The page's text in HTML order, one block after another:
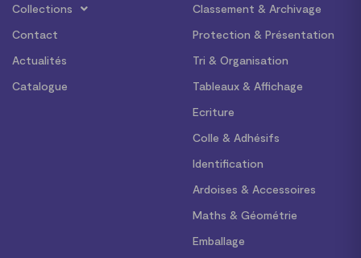
Collections
Contact
Actualités
Catalogue
Classement & Archivage
Protection & Présentation
Tri & Organisation
Tableaux & Affichage
Ecriture
Colle & Adhésifs
Identification
Ardoises & Accessoires
Maths & Géométrie
Emballage